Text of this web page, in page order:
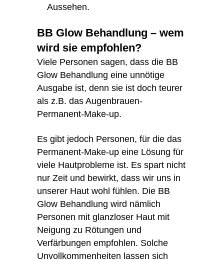
Aussehen.
BB Glow Behandlung – wem
wird sie empfohlen?
Viele Personen sagen, dass die BB
Glow Behandlung eine unnötige
Ausgabe ist, denn sie ist doch teurer
als z.B. das Augenbrauen-
Permanent-Make-up.
Es gibt jedoch Personen, für die das
Permanent-Make-up eine Lösung für
viele Hautprobleme ist. Es spart nicht
nur Zeit und bewirkt, dass wir uns in
unserer Haut wohl fühlen. Die BB
Glow Behandlung wird nämlich
Personen mit glanzloser Haut mit
Neigung zu Rötungen und
Verfärbungen empfohlen. Solche
Unvollkommenheiten lassen sich